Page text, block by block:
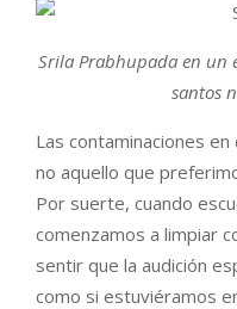
Srila Prabhupada en un
santos
Las contaminaciones
no aquello que
Por suerte, cuando
comenzamos a limpiar
sentir que la audición
como si estuviéramos